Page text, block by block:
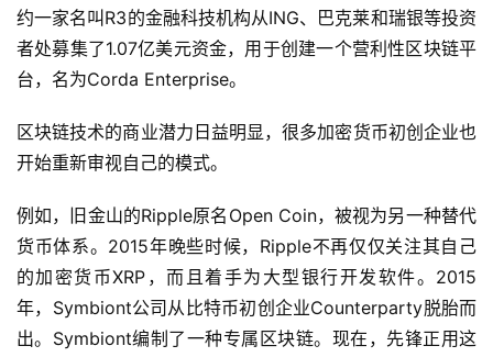
约一家名叫R3的金融科技机构从ING、巴克莱和瑞银等投资
者处募集了1.07亿美元资金，用于创建一个营利性区块链平
台，名为Corda Enterprise。
区块链技术的商业潜力日益明显，很多加密货币初创企业也
开始重新审视自己的模式。
例如，旧金山的Ripple原名Open Coin，被视为另一种替代
货币体系。2015年晚些时候，Ripple不再仅仅关注其自己
的加密货币XRP，而且着手为大型银行开发软件。2015
年，Symbiont公司从比特币初创企业Counterparty脱胎而
出。Symbiont编制了一种专属区块链。现在，先锋正用这